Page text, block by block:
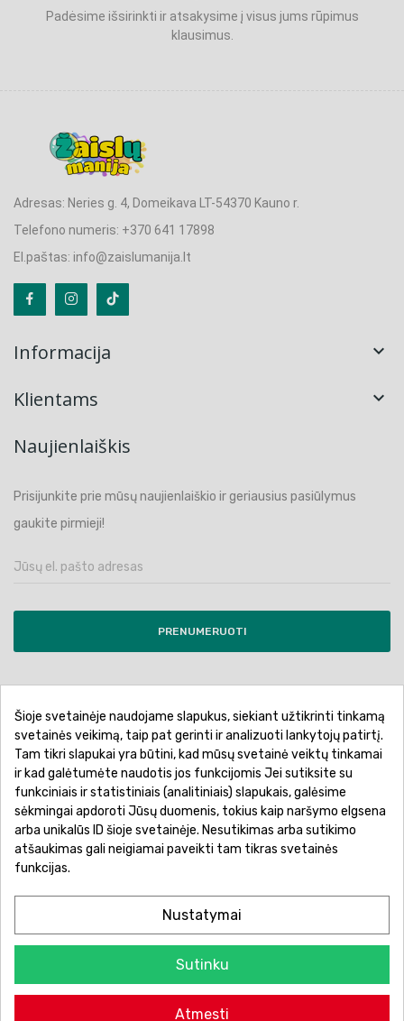
Padėsime išsirinkti ir atsakysime į visus jums rūpimus
klausimus.
Adresas: Neries g. 4, Domeikava LT-54370 Kauno r.
Telefono numeris: +370 641 17898
El.paštas: info@zaislumanija.lt
Informacija 
Klientams 
Naujienlaiškis
Prisijunkite prie mūsų naujienlaiškio ir geriausius pasiūlymus
gaukite pirmieji!
PRENUMERUOTI
Pirkimo sąlygos ir taisyklės
Privatumo politika
Garantinis aptarnavimas
Prekių pristatymas
Prekių grąžinimas
Atsiskaitymo būdai
Šioje svetainėje naudojame slapukus, siekiant užtikrinti tinkamą
svetainės veikimą, taip pat gerinti ir analizuoti lankytojų patirtį.
Tam tikri slapukai yra būtini, kad mūsų svetainė veiktų tinkamai
ir kad galėtumėte naudotis jos funkcijomis Jei sutiksite su
funkciniais ir statistiniais (analitiniais) slapukais, galėsime
sėkmingai apdoroti Jūsų duomenis, tokius kaip naršymo elgsena
arba unikalūs ID šioje svetainėje. Nesutikimas arba sutikimo
atšaukimas gali neigiamai paveikti tam tikras svetainės
funkcijas.
Nustatymai
Sutinku
Atmesti